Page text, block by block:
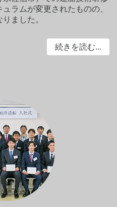
ラムが変更されたものの、
ました。
続きを読む...